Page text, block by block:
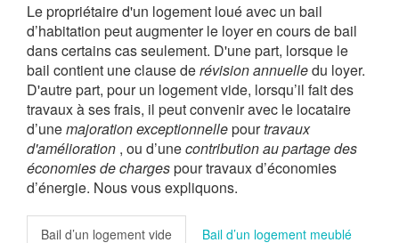
Le propriétaire d'un logement loué avec un bail
d’habitation peut augmenter le loyer en cours de bail
dans certains cas seulement. D'une part, lorsque le
bail contient une clause derévision annuelledu loyer.
D'autre part, pour un logement vide, lorsqu’il fait des
travaux à ses frais, il peut convenir avec le locataire
d’unemajoration exceptionnellepourtravaux
d'amélioration , ou d’unecontribution au partage des
économies de chargespour travaux d’économies
d’énergie. Nous vous expliquons.
Bail d’un logement vide Bail d’un logement meublé